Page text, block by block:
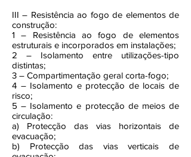
III – Resistência ao fogo de elementos de
construção:
1 – Resistência ao fogo de elementos
estruturais e incorporados em instalações;
2 – Isolamento entre utilizações-tipo
distintas;
3 – Compartimentação geral corta-fogo;
4 – Isolamento e protecção de locais de
risco;
5 – Isolamento e protecção de meios de
circulação:
a) Protecção das vias horizontais de
evacuação;
b) Protecção das vias verticais de